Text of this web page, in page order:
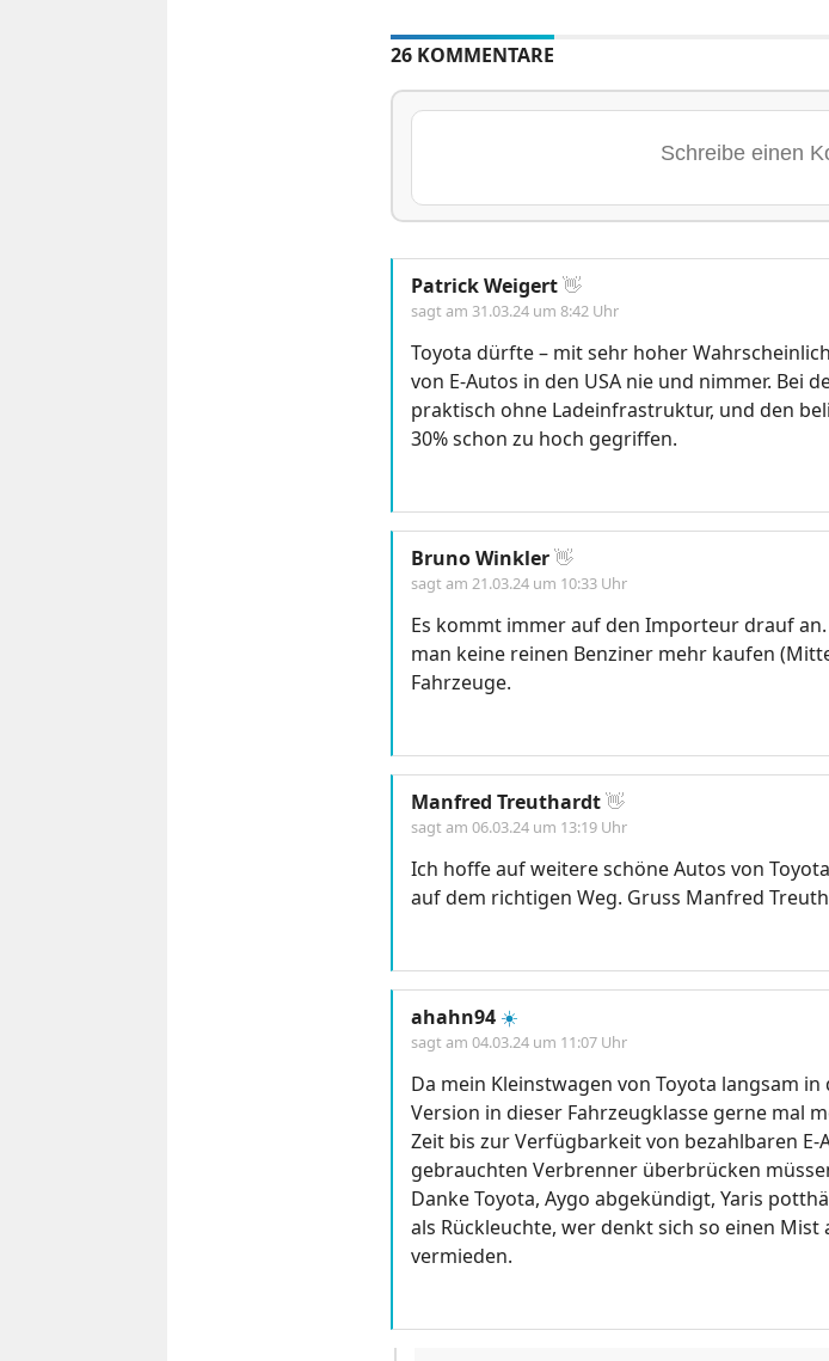
26 KOMMENTARE
Patrick Weigert👋
sagt am 31.03.24 um 8:42 Uhr
Toyota dürfte – mit sehr hoher
von E-Autos in den USA nie und nimmer. Bei
praktisch ohne Ladeinfrastruktur, und den
30% schon zu hoch gegriffen.
Bruno Winkler👋
sagt am 21.03.24 um 10:33 Uhr
Es kommt immer auf den Importeur drauf an.
man keine reinen Benziner mehr kaufen
Fahrzeuge.
Manfred Treuthardt👋
sagt am 06.03.24 um 13:19 Uhr
Ich hoffe auf weitere schöne Autos von
auf dem richtigen Weg. Gruss Manfred
ahahn94 ☀️
sagt am 04.03.24 um 11:07 Uhr
Da mein Kleinstwagen von Toyota langsam
Version in dieser Fahrzeugklasse gerne mal
Zeit bis zur Verfügbarkeit von bezahlbaren
gebrauchten Verbrenner überbrücken
Danke Toyota, Aygo abgekündigt, Yaris
als Rückleuchte, wer denkt sich so einen
vermieden.